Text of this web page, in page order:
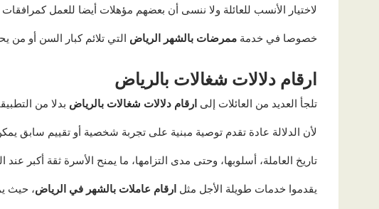
لاختيار الأنسب للعائلة ولا ننسى أن بعضهم مؤهلات أيضا للعمل
خصوصا في خدمة ممرضات بالشهر الرياض التي تلائم كبار السن أو من
ارقام دلالات شغالات بالرياض
تلجأ العديد من العائلات إلى ارقام دلالات شغالات بالرياض بدلا من
لأن الدلالة عادة تقدم توصية مبنية على تجربة شخصية أو تقييم سابق
تاريخ العاملة، أسلوبها، وحتى مدى التزامها، ما يمنح الأسرة ثقة أكبر
يقدموا خدمات طويلة الأجل مثل ارقام عاملات بالشهر في الرياض، حيث